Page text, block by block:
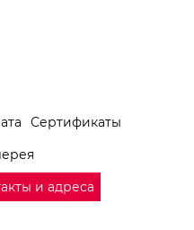
Сертификаты
и адреса